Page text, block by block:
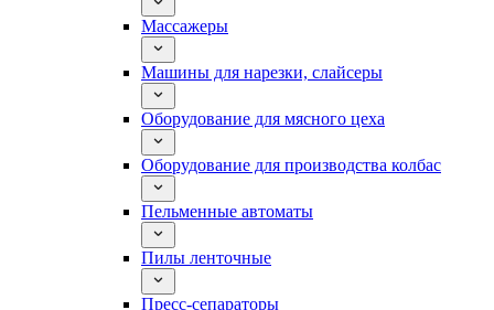
Массажеры
Машины для нарезки, слайсеры
Оборудование для мясного цеха
Оборудование для производства колбас
Пельменные автоматы
Пилы ленточные
Пресс-сепараторы